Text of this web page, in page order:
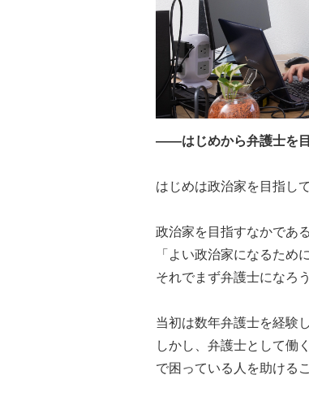
――はじめから弁護士を
はじめは政治家を目指し
政治家を目指すなかであ
「よい政治家になるため
それでまず弁護士になろ
当初は数年弁護士を経験
しかし、弁護士として働
で困っている人を助ける